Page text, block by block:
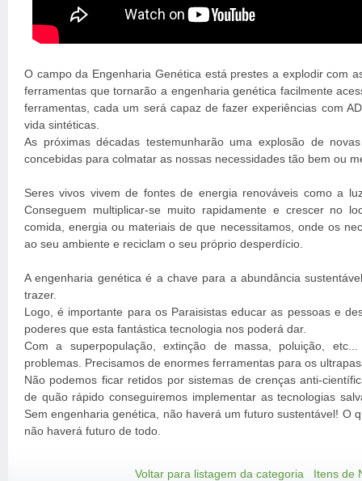
O campo da Engenharia Genética está prestes a explodir com
ferramentas que tornarão a engenharia genética facilmente
ferramentas, cada um será capaz de fazer experiências com
vida sintéticas.
As próximas décadas testemunharão uma explosão de
concebidas para colmatar as nossas necessidades tão bem ou
Seres vivos vivem de fontes de energia renováveis como a
Conseguem multiplicar-se muito rapidamente e crescer no
comida, energia ou materiais de que necessitamos, onde os
ao seu ambiente e reciclam o seu próprio desperdício.
A engenharia genética é a chave para a abundância
trazer.
Logo, é importante para os Paraisistas educar as pessoas e
poderes que esta fantástica tecnologia nos poderá dar.
Com a superpopulação, extinção de massa, poluição,
problemas. Precisamos de enormes ferramentas para os
Não podemos ficar retidos por sistemas de crenças anti-
de quão rápido conseguiremos implementar as tecnologias
Sem engenharia genética, não haverá um futuro sustentável! O
não haverá futuro de todo.
Voltar para listagem da categoria
Itens de